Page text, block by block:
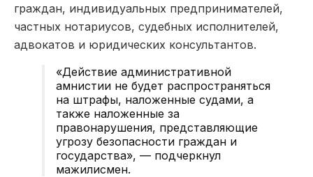
граждан, индивидуальных предпринимателей,
частных нотариусов, судебных исполнителей,
адвокатов и юридических консультантов.
«Действие административной
амнистии не будет распространяться
на штрафы, наложенные судами, а
также наложенные за
правонарушения, представляющие
угрозу безопасности граждан и
государства», — подчеркнул
мажилисмен.